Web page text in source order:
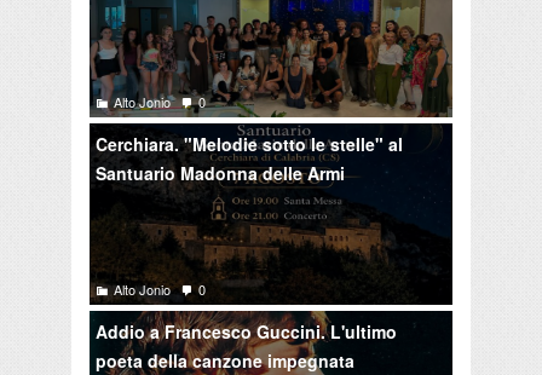
Alto Jonio 0
Cerchiara. "Melodie sotto le stelle" al
Santuario Madonna delle Armi
Alto Jonio 0
Addio a Francesco Guccini. L'ultimo
poeta della canzone impegnata